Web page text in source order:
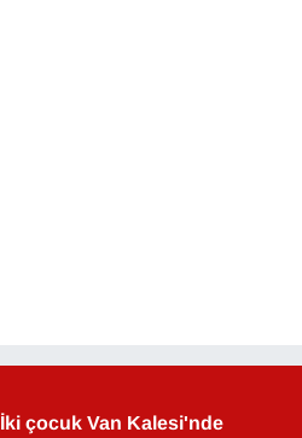
İki çocuk Van Kalesi'nde